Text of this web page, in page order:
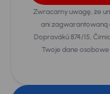
Zwracamy uwagę, że
ani zagwarantowaną
Dopraváků 874/15,
Twoje dane